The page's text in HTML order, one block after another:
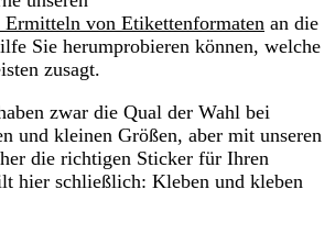
von Etikettenformaten an die
Sie herumprobieren können, welche
zusagt.
zwar die Qual der Wahl bei
und kleinen Größen, aber mit unseren
die richtigen Sticker für Ihren
hier schließlich: Kleben und kleben